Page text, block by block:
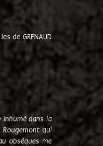
de GRENAUD
inhumé dans la
qui
obsèques me